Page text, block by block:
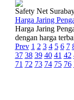
Safety Net
Harga Jaring
Harga Jaring
dengan harga
Prev 1 2 3 4 5 6 7
37 38 39 40 41 42
71 72 73 74 75 76